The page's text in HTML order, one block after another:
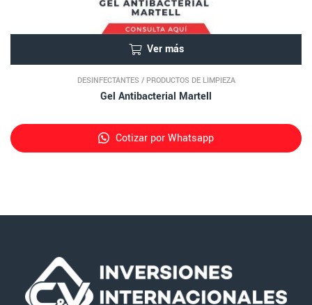
Ver más
DESINFECTANTES / PRODUCTOS DE LIMPIEZA
Gel Antibacterial Martell
Cotizar por Whatsapp